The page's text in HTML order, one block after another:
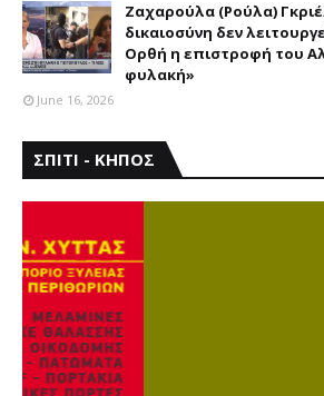
Ζαχαρούλα (Ρούλα)
δικαιοσύνη δεν
Ορθή η επιστροφή του
φυλακή»
June 16, 2026
ΣΠΙΤΙ - ΚΗΠΟΣ